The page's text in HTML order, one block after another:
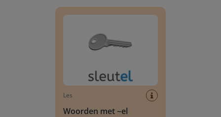
Les
Woorden met ~el